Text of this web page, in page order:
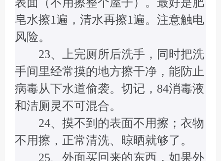
表面（不用擦整个屋子）。最好是肥
皂水擦1遍，清水再擦1遍。注意触电
风险。
23、上完厕所后洗手，同时把洗
手间里经常摸的地方擦干净，能防止
病毒从下水道偷袭。切记，84消毒液
和洁厕灵不可混合。
24、摸不到的表面不用擦；衣物
不用擦，正常清洗、晾晒就够了。
25、外面买回来的东西，如果外